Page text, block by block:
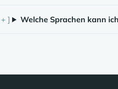
Welche Sprachen kann